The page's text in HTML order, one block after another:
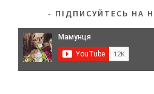
ПІДПИСУЙТЕСЬ НА